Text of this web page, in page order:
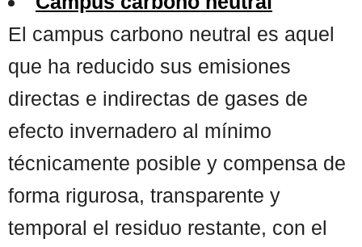
El campus carbono neutral es aquel
que ha reducido sus emisiones
directas e indirectas de gases de
efecto invernadero al mínimo
técnicamente posible y compensa de
forma rigurosa, transparente y
temporal el residuo restante, con el